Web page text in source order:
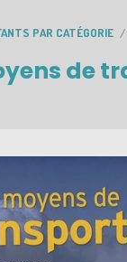
PAR CATÉGORIE
de